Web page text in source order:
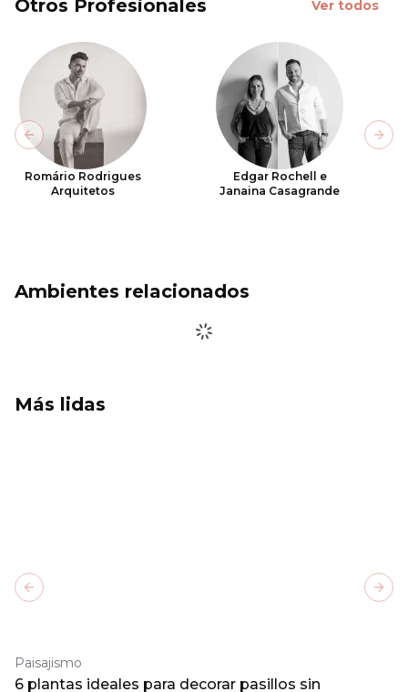
Otros Profesionales Ver todos
Romário Rodrigues
Arquitetos
Edgar Rochell e
Janaina Casagrande
Previous slide
Ambientes relacionados
Más lidas
Paisajismo
6 plantas ideales para decorar pasillos sin
Previous slide